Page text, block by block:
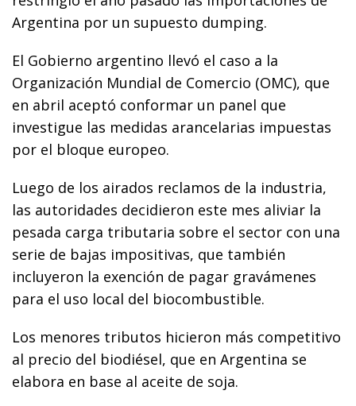
Argentina por un supuesto dumping.
El Gobierno argentino llevó el caso a la
Organización Mundial de Comercio (OMC), que
en abril aceptó conformar un panel que
investigue las medidas arancelarias impuestas
por el bloque europeo.
Luego de los airados reclamos de la industria,
las autoridades decidieron este mes aliviar la
pesada carga tributaria sobre el sector con una
serie de bajas impositivas, que también
incluyeron la exención de pagar gravámenes
para el uso local del biocombustible.
Los menores tributos hicieron más competitivo
al precio del biodiésel, que en Argentina se
elabora en base al aceite de soja.